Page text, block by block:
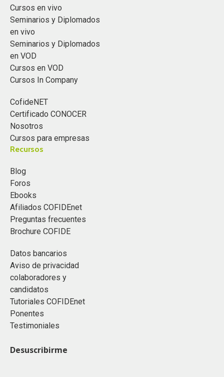
Cursos en vivo
Seminarios y Diplomados
en vivo
Seminarios y Diplomados
en VOD
Cursos en VOD
Cursos In Company
CofideNET
Certificado CONOCER
Nosotros
Cursos para empresas
Recursos
Blog
Foros
Ebooks
Afiliados COFIDEnet
Preguntas frecuentes
Brochure COFIDE
Datos bancarios
Aviso de privacidad
colaboradores y
candidatos
Tutoriales COFIDEnet
Ponentes
Testimoniales
Desuscribirme